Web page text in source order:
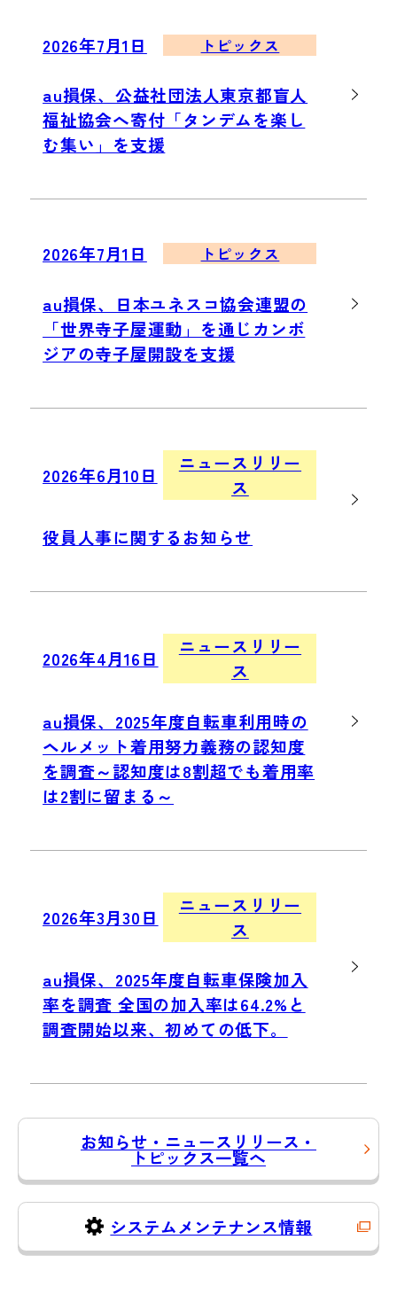
2026年7月1日 トピックス
au損保、公益社団法人東京都盲人
福祉協会へ寄付「タンデムを楽し
む集い」を支援
2026年7月1日 トピックス
au損保、日本ユネスコ協会連盟の
「世界寺子屋運動」を通じカンボ
ジアの寺子屋開設を支援
2026年6月10日
ニュースリリー
ス
役員人事に関するお知らせ
2026年4月16日
ニュースリリー
ス
au損保、2025年度自転車利用時の
ヘルメット着用努力義務の認知度
を調査～認知度は8割超でも着用率
は2割に留まる～
2026年3月30日
ニュースリリー
ス
au損保、2025年度自転車保険加入
率を調査 全国の加入率は64.2%と
調査開始以来、初めての低下。
お知らせ・ニュースリリース・
トピックス一覧へ
システムメンテナンス情報